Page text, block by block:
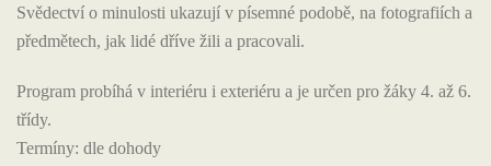
Svědectví o minulosti ukazují v písemné podobě, na fotografiích a
předmětech, jak lidé dříve žili a pracovali.
Program probíhá v interiéru i exteriéru a je určen pro žáky 4. až 6.
třídy.
Termíny: dle dohody